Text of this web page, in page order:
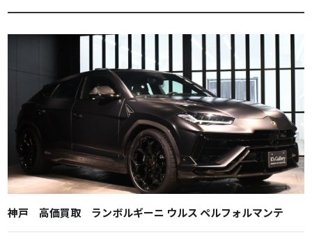
神戸 高価買取 ランボルギーニ ウルス ペルフォルマンテ